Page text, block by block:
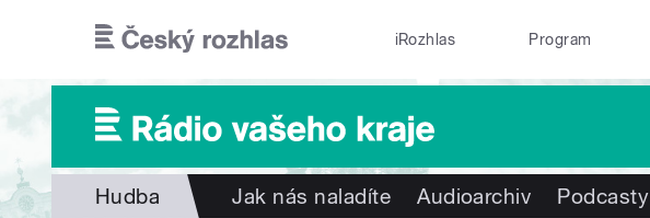
iRozhlas Program
Hudba Jak nás naladíte Audioarchiv Podcasty